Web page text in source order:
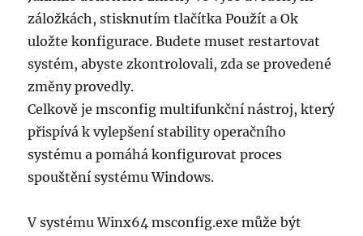
záložkách, stisknutím tlačítka Použít a Ok
uložte konfigurace. Budete muset restartovat
systém, abyste zkontrolovali, zda se provedené
změny provedly.
Celkově je msconfig multifunkční nástroj, který
přispívá k vylepšení stability operačního
systému a pomáhá konfigurovat proces
spouštění systému Windows.
V systému Winx64 msconfig.exe může být